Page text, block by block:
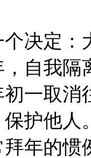
决定：
自我隔
一取消
护他人
年的惯